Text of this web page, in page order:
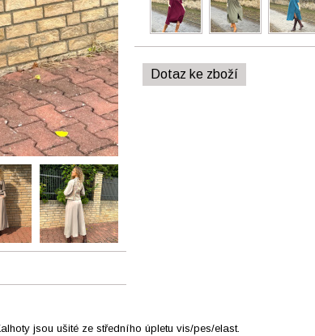
Dotaz ke zboží
jsou ušité ze středního úpletu vis/pes/elast.